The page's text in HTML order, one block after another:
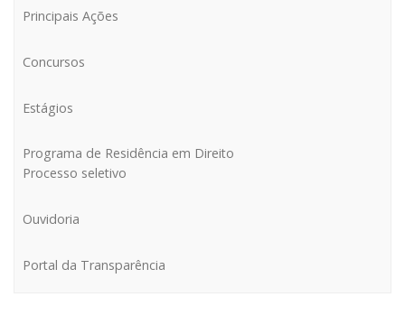
Principais Ações
Concursos
Estágios
Programa de Residência em Direito
Processo seletivo
Ouvidoria
Portal da Transparência